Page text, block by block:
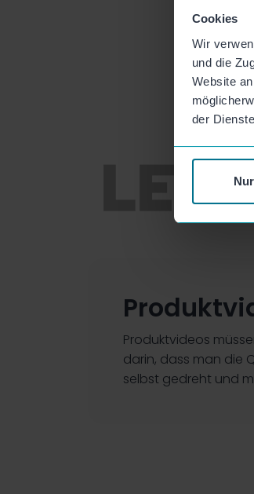
Cookies
Wir
und die
Website
der
Produktvideos
darin, dass man die
selbst gedreht und